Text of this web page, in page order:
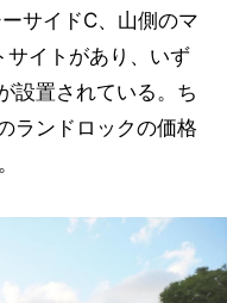
サイドC、山側のマ
サイトがあり、いず
設置されている。ち
ランドロックの価格